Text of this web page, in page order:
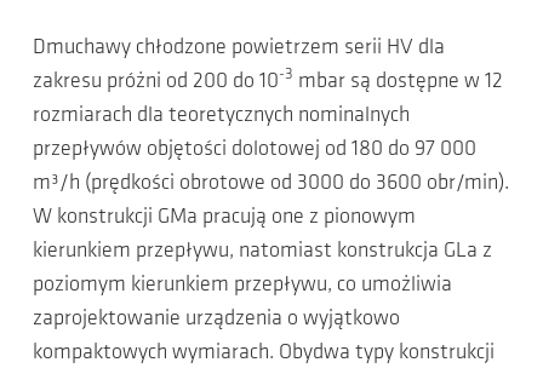
Dmuchawy chłodzone powietrzem serii HV dla
zakresu próżni od 200 do 10-3 mbar są dostępne w 12
rozmiarach dla teoretycznych nominalnych
przepływów objętości dolotowej od 180 do 97 000
m³/h (prędkości obrotowe od 3000 do 3600 obr/min).
W konstrukcji GMa pracują one z pionowym
kierunkiem przepływu, natomiast konstrukcja GLa z
poziomym kierunkiem przepływu, co umożliwia
zaprojektowanie urządzenia o wyjątkowo
kompaktowych wymiarach. Obydwa typy konstrukcji